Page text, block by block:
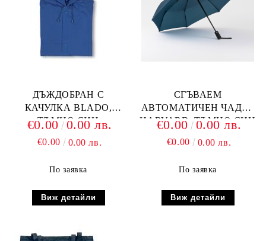
ДЪЖДОБРАН С
КАЧУЛКА BLADO,
ТЪМНО СИН
€0.00 0.00 лв.
€0.00 0.00 лв.
По заявка
Виж детайли
СГЪВАЕМ
АВТОМАТИЧЕН ЧАДЪР
HARVARD, ТЪМНО СИН
€0.00 0.00 лв.
€0.00 0.00 лв.
По заявка
Виж детайли